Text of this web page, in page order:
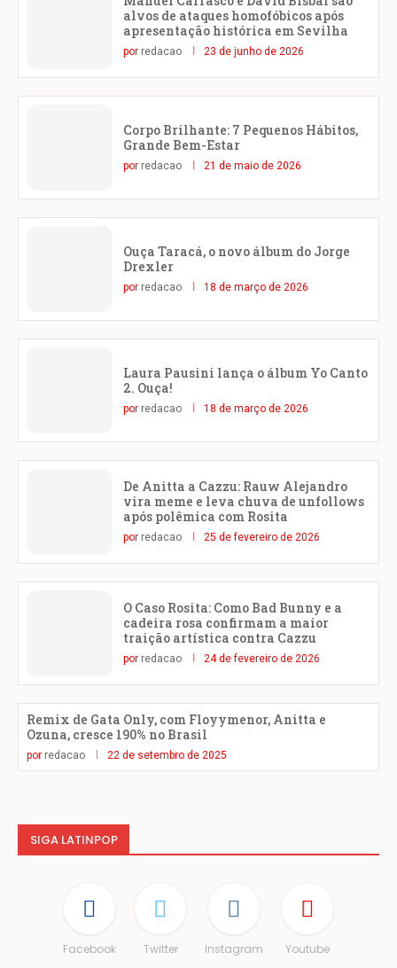
alvos de ataques homofóbicos após
apresentação histórica em Sevilha
por redacao 23 de junho de 2026
Corpo Brilhante: 7 Pequenos Hábitos,
Grande Bem-Estar
por redacao 21 de maio de 2026
Ouça Taracá, o novo álbum do Jorge
Drexler
por redacao 18 de março de 2026
Laura Pausini lança o álbum Yo Canto
2. Ouça!
por redacao 18 de março de 2026
De Anitta a Cazzu: Rauw Alejandro
vira meme e leva chuva de unfollows
após polêmica com Rosita
por redacao 25 de fevereiro de 2026
O Caso Rosita: Como Bad Bunny e a
cadeira rosa confirmam a maior
traição artística contra Cazzu
por redacao 24 de fevereiro de 2026
Remix de Gata Only, com Floyymenor, Anitta e
Ozuna, cresce 190% no Brasil
por redacao 22 de setembro de 2025
SIGA LATINPOP
Facebook Twitter Instagram Youtube